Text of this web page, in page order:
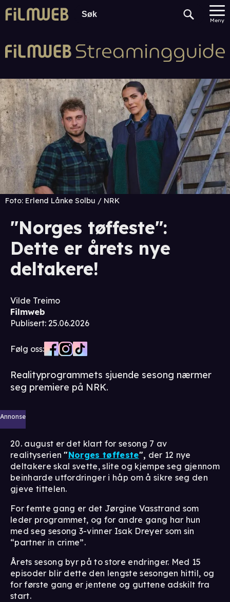
Meny
Foto: Erlend Lånke Solbu / NRK
"Norges tøffeste":
Dette er årets nye
deltakere!
Vilde Treimo
Filmweb
Publisert: 25.06.2026
Følg oss:
Realityprogrammets sjuende sesong nærmer
seg premiere på NRK.
Annonse
20. august er det klart for sesong 7 av
realityserien"Norges tøffeste", der 12 nye
deltakere skal svette, slite og kjempe seg gjennom
beinharde utfordringer i håp om å sikre seg den
gjeve tittelen.
For femte gang er det Jørgine Vasstrand som
leder programmet, og for andre gang har hun
med seg sesong 3-vinner Isak Dreyer som sin
“partner in crime”.
Årets sesong byr på to store endringer. Med 15
episoder blir dette den lengste sesongen hittil, og
for første gang er jentene og guttene adskilt fra
start.